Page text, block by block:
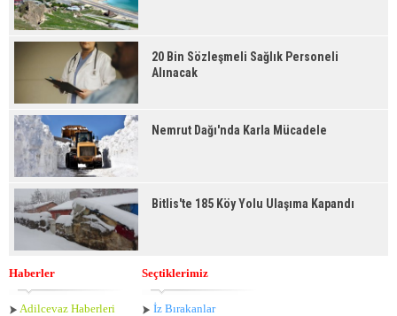
20 Bin Sözleşmeli Sağlık Personeli
Alınacak
Nemrut Dağı'nda Karla Mücadele
Bitlis'te 185 Köy Yolu Ulaşıma Kapandı
Haberler
Adilcevaz Haberleri
Seçtiklerimiz
İz Bırakanlar